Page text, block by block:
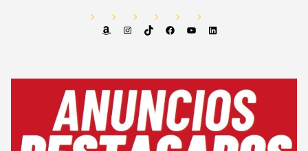
AmazonInstagram
TikTok FacebookYouTube